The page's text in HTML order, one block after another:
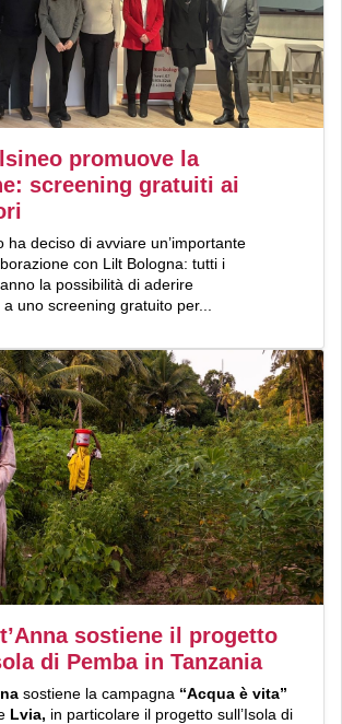
promuove la
screening gratuiti ai
ha deciso di avviare un’importante
con Lilt Bologna: tutti i
la possibilità di aderire
uno screening gratuito per...
sostiene il progetto
di Pemba in Tanzania
sostiene la campagna “Acqua è vita”
Lvia, in particolare il progetto sull’Isola di